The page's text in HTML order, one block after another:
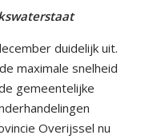
duidelijk uit.
maximale snelheid
gemeentelijke
Overijssel nu